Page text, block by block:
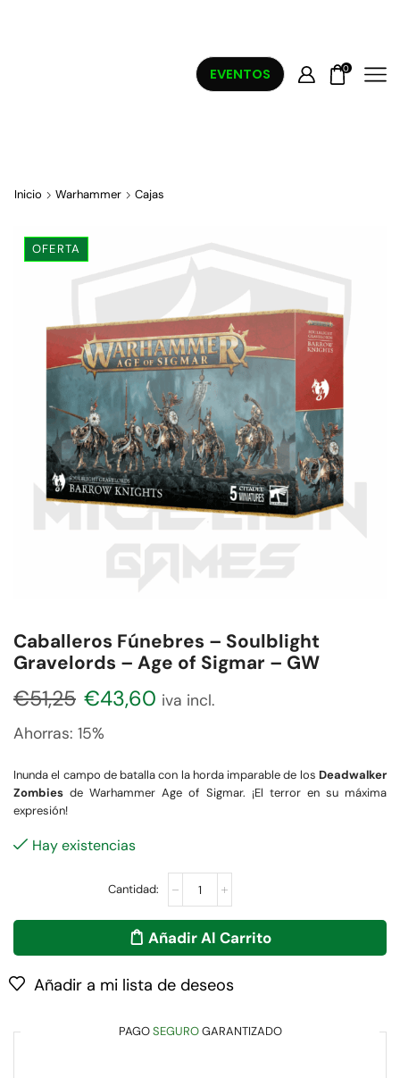
EVENTOS 0
Inicio Warhammer Cajas
OFERTA
Caballeros Fúnebres – Soulblight
Gravelords – Age of Sigmar – GW
€51,25 €43,60 iva incl.
Ahorras: 15%
Inunda el campo de batalla con la horda imparable de los Deadwalker
Zombies de Warhammer Age of Sigmar. ¡El terror en su máxima
expresión!
Hay existencias
Añadir Al Carrito
Añadir a mi lista de deseos
PAGOSEGUROGARANTIZADO